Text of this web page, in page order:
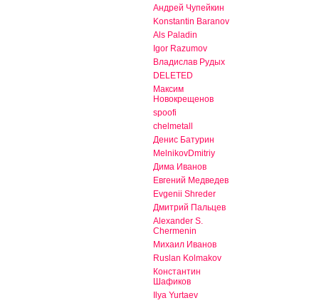
Андрей Чупейкин
Konstantin Baranov
Als Paladin
Igor Razumov
Владислав Рудых
DELETED
Максим
Новокрещенов
spoofi
chelmetall
Денис Батурин
MelnikovDmitriy
Дима Иванов
Евгений Медведев
Evgenii Shreder
Дмитрий Пальцев
Alexander S.
Chermenin
Михаил Иванов
Ruslan Kolmakov
Константин
Шафиков
Ilya Yurtaev